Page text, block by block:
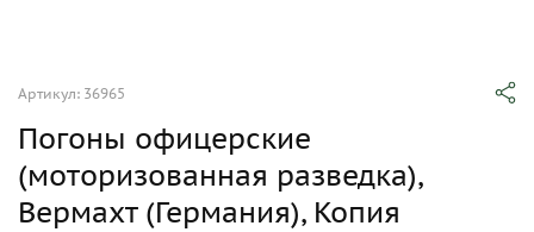
Артикул: 36965
Погоны офицерские
(моторизованная разведка),
Вермахт (Германия), Копия